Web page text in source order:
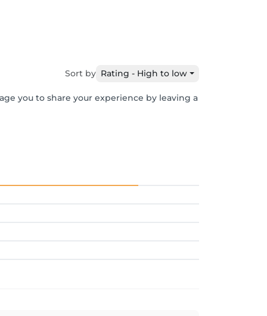
Sort by Rating - High to low
you to share your experience by leaving a